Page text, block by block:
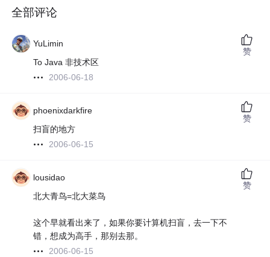
全部评论
YuLimin
To Java 非技术区
2006-06-18
赞
phoenixdarkfire
扫盲的地方
2006-06-15
赞
lousidao
北大青鸟=北大菜鸟
这个早就看出来了，如果你要计算机扫盲，去一下不
错，想成为高手，那别去那。
2006-06-15
赞